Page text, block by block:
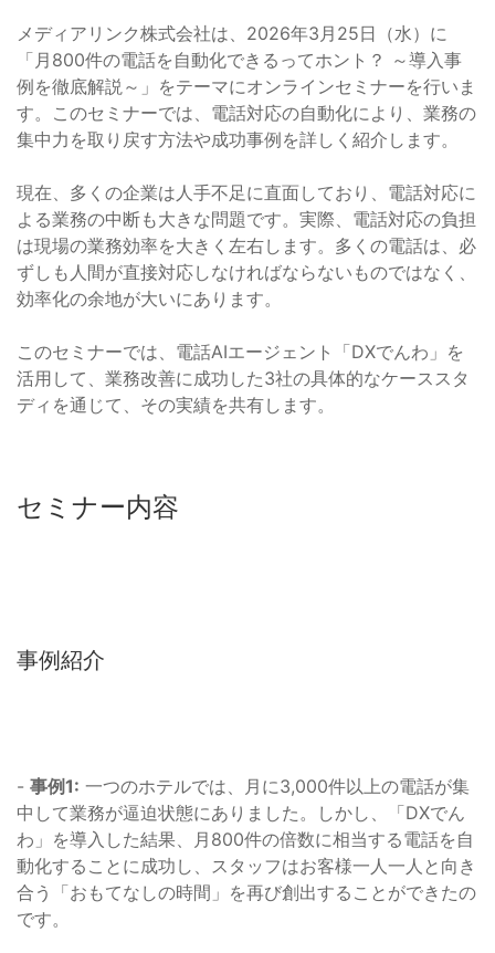
メディアリンク株式会社は、2026年3月25日（水）に
「月800件の電話を自動化できるってホント？ ～導入事
例を徹底解説～」をテーマにオンラインセミナーを行いま
す。このセミナーでは、電話対応の自動化により、業務の
集中力を取り戻す方法や成功事例を詳しく紹介します。
現在、多くの企業は人手不足に直面しており、電話対応に
よる業務の中断も大きな問題です。実際、電話対応の負担
は現場の業務効率を大きく左右します。多くの電話は、必
ずしも人間が直接対応しなければならないものではなく、
効率化の余地が大いにあります。
このセミナーでは、電話AIエージェント「DXでんわ」を
活用して、業務改善に成功した3社の具体的なケーススタ
ディを通じて、その実績を共有します。
セミナー内容
事例紹介
- 事例1: 一つのホテルでは、月に3,000件以上の電話が集
中して業務が逼迫状態にありました。しかし、「DXでん
わ」を導入した結果、月800件の倍数に相当する電話を自
動化することに成功し、スタッフはお客様一人一人と向き
合う「おもてなしの時間」を再び創出することができたの
です。